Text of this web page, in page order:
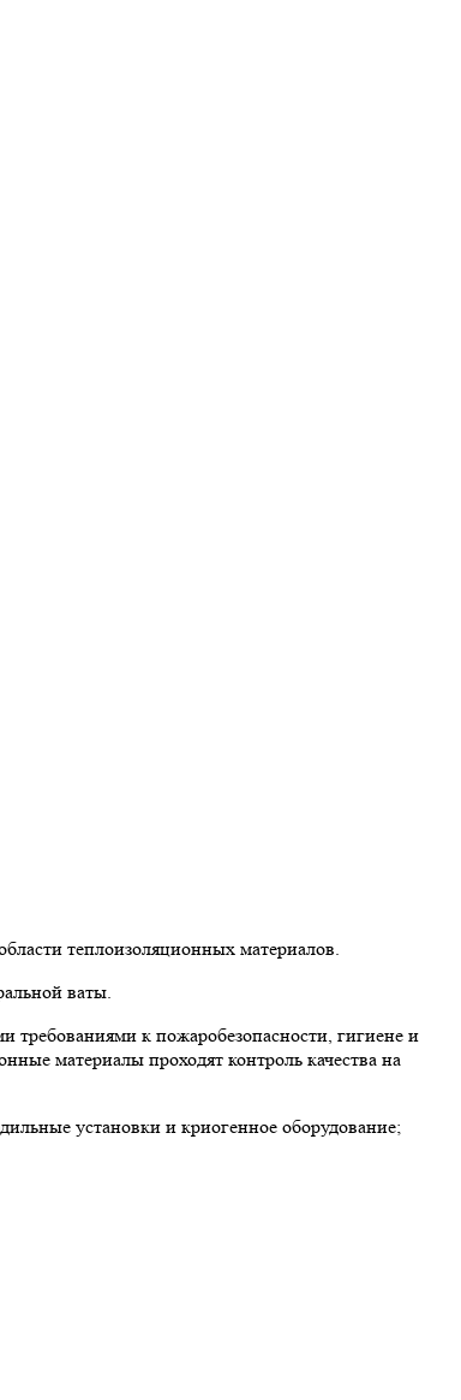
теплоизоляционных материалов.
ваты.
к пожаробезопасности, гигиене и
материалы проходят контроль качества на
установки и криогенное оборудование;